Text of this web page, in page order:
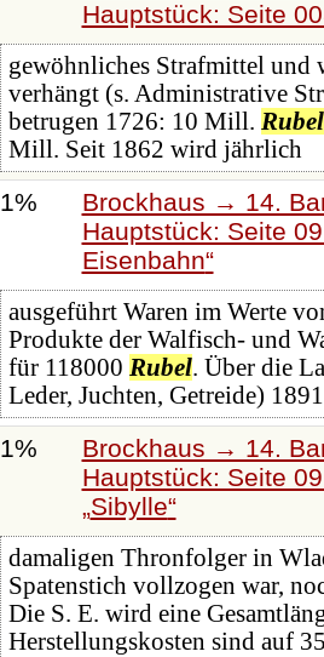
Hauptstück: Seite
gewöhnliches Strafmittel und
verhängt (s. Administrative
betrugen 1726: 10 Mill. Rubel
Mill. Seit 1862 wird jährlich
1%
Brockhaus → 14.
Hauptstück: Seite
Eisenbahn
ausgeführt Waren im Werte
Produkte der Walfisch- und
für 118000 Rubel. Über die
Leder, Juchten, Getreide)
1%
Brockhaus → 14.
Hauptstück: Seite
Sibylle
damaligen Thronfolger in
Spatenstich vollzogen war,
Die S. E. wird eine
Herstellungskosten sind auf